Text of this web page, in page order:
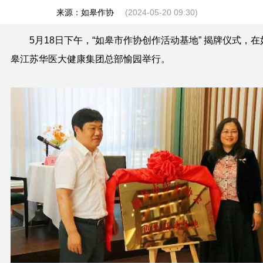
来源：如皋作协 (2024-05-20 09:30)
5月18日下午，“如皋市作协创作活动基地” 揭牌仪式，在
皋江苏华医大健康集团总部愉园举行。